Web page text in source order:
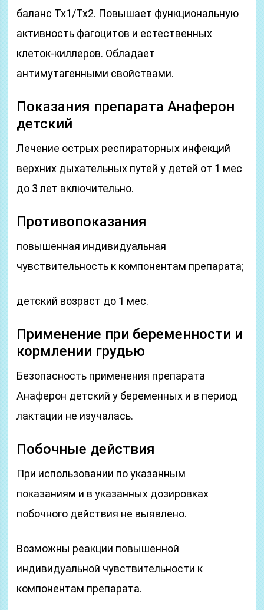
баланс Тх1/Тх2. Повышает функциональную
активность фагоцитов и естественных
клеток-киллеров. Обладает
антимутагенными свойствами.
Показания препарата Анаферон
детский
Лечение острых респираторных инфекций
верхних дыхательных путей у детей от 1 мес
до 3 лет включительно.
Противопоказания
повышенная индивидуальная
чувствительность к компонентам препарата;
детский возраст до 1 мес.
Применение при беременности и
кормлении грудью
Безопасность применения препарата
Анаферон детский у беременных и в период
лактации не изучалась.
Побочные действия
При использовании по указанным
показаниям и в указанных дозировках
побочного действия не выявлено.
Возможны реакции повышенной
индивидуальной чувствительности к
компонентам препарата.